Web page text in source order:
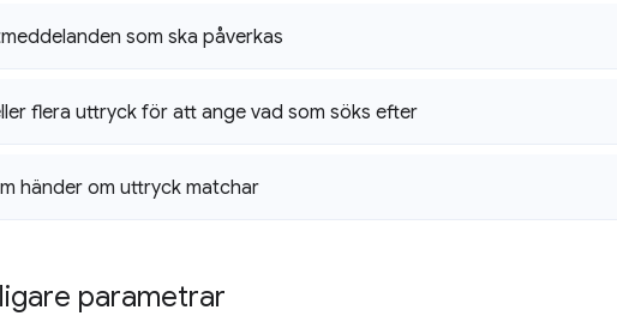
som ska påverkas
flera uttryck för att ange vad som söks efter
händer om uttryck matchar
parametrar